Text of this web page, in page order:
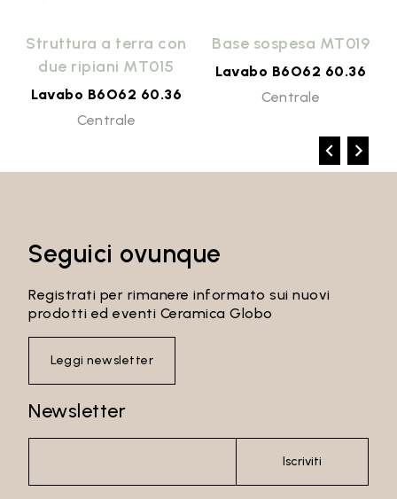
Struttura a terra con
due ripiani MT015
Lavabo B6O62 60.36
Centrale
Base sospesa MT019
Lavabo B6O62 60.36
Centrale
Seguici ovunque
Registrati per rimanere informato sui nuovi
prodotti ed eventi Ceramica Globo
Leggi newsletter
Newsletter
Iscriviti